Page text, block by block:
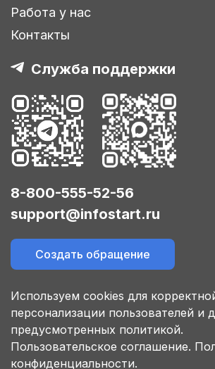
Работа у нас
Контакты
Служба поддержки
8-800-555-52-56
support@infostart.ru
Создать обращение
Используем cookies для
персонализации пользователей и
предусмотренных политикой.
Пользовательское соглашение.
конфиденциальности.